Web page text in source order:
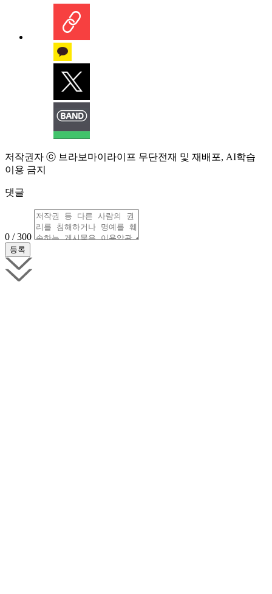
저작권자 ⓒ 브라보마이라이프 무단전재 및 재배포, AI학습
이용 금지
댓글
0 / 300